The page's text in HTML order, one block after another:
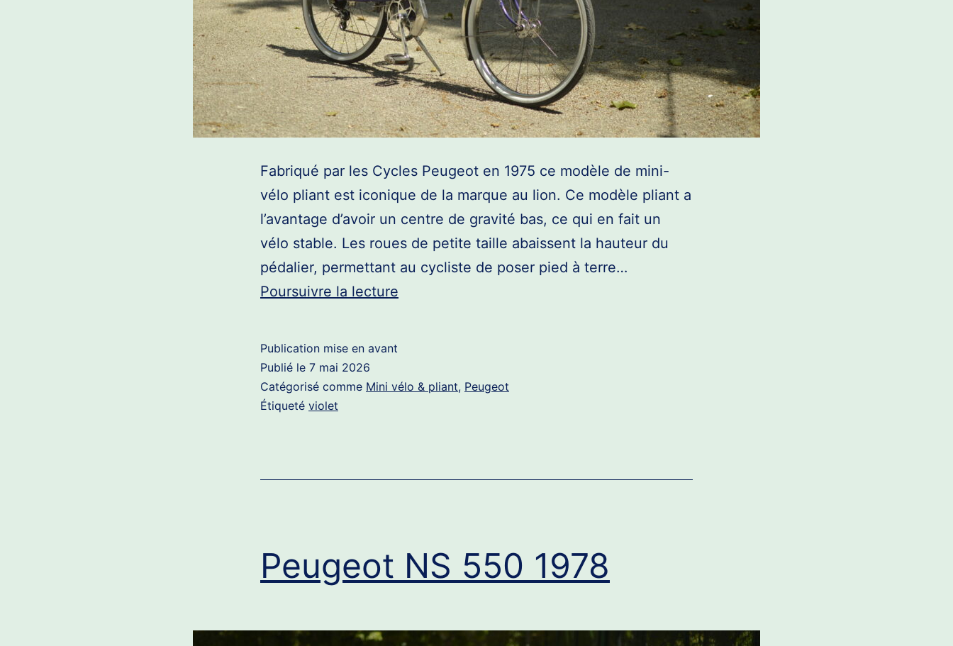
Fabriqué par les Cycles Peugeot en 1975 ce modèle de mini-
vélo pliant est iconique de la marque au lion. Ce modèle pliant a
l’avantage d’avoir un centre de gravité bas, ce qui en fait un
vélo stable. Les roues de petite taille abaissent la hauteur du
pédalier, permettant au cycliste de poser pied à terre…
Poursuivre la lecture
Publication mise en avant
Publié le 7 mai 2026
Catégorisé comme Mini vélo & pliant, Peugeot
Étiqueté violet
Peugeot NS 550 1978